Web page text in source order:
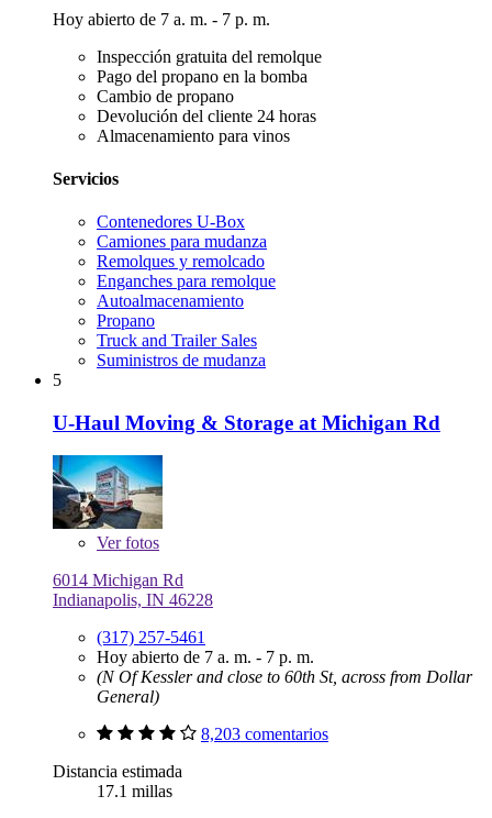
Hoy abierto de 7 a. m. - 7 p. m.
Inspección gratuita del remolque
Pago del propano en la bomba
Cambio de propano
Devolución del cliente 24 horas
Almacenamiento para vinos
Servicios
Contenedores U-Box
Camiones para mudanza
Remolques y remolcado
Enganches para remolque
Autoalmacenamiento
Propano
Truck and Trailer Sales
Suministros de mudanza
5
U-Haul Moving & Storage at Michigan Rd
Verfotos
6014 Michigan Rd
Indianapolis, IN 46228
(317) 257-5461
Hoy abierto de 7 a. m. - 7 p. m.
(N Of Kessler and close to 60th St, across from Dollar
General)
8,203 comentarios
Distancia estimada
17.1 millas